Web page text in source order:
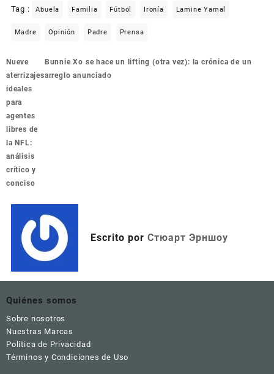
Tag : Abuela Familia Fútbol Ironía Lamine Yamal
Madre Opinión Padre Prensa
Navegación
de
entradas
Nueve
aterrizajes
ideales
para
agentes
libres de
la NFL:
análisis
crítico y
conciso
Bunnie Xo se hace un lifting (otra vez): la crónica de un
arreglo anunciado
Escrito por Стюарт Эрншоу
Quiénes somos
Sobre nosotros
Nuestras Marcas
Política de Privacidad
Términos y Condiciones de Uso